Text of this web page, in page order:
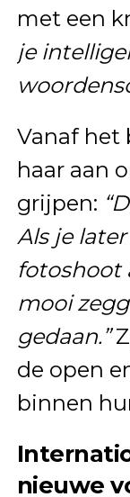
met een
je
Vanaf het
haar aan
grijpen:
Als je
fotoshoot
mooi
gedaan.”
de open
binnen
nieuwe